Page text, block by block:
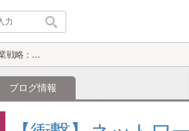
【衝撃】ネットワークビジネス副業戦略：成功者は口コミ勧誘せずに在宅起業で権利収入♪
ブログ情報